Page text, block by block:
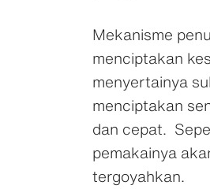
Mekanisme
menciptakan
menyertainya
menciptakan
dan cepat.
pemakainya
tergoyahkan.